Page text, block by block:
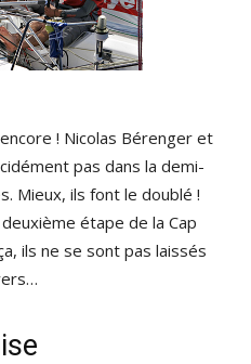
! Nicolas Bérenger et
pas dans la demi-
Mieux, ils font le doublé !
étape de la Cap
ils ne se sont pas laissés